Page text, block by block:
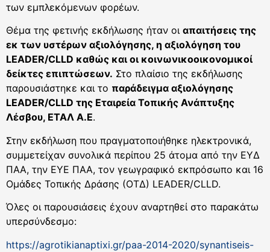
των εμπλεκόμενων φορέων.
Θέμα της φετινής εκδήλωσης ήταν οι απαιτήσεις της
εκ των υστέρων αξιολόγησης, η αξιολόγηση του
LEADER/CLLD καθώς και οι κοινωνικοοικονομικοί
δείκτες επιπτώσεων. Στο πλαίσιο της εκδήλωσης
παρουσιάστηκε και το παράδειγμα αξιολόγησης
LEADER/CLLD της Εταιρεία Τοπικής Ανάπτυξης
Λέσβου, ΕΤΑΛ Α.Ε.
Στην εκδήλωση που πραγματοποιήθηκε ηλεκτρονικά,
συμμετείχαν συνολικά περίπου 25 άτομα από την ΕΥΔ
ΠΑΑ, την ΕΥΕ ΠΑΑ, τον γεωγραφικό εκπρόσωπο και 16
Ομάδες Τοπικής Δράσης (ΟΤΔ) LEADER/CLLD.
Όλες οι παρουσιάσεις έχουν αναρτηθεί στο παρακάτω
υπερσύνδεσμο:
https://agrotikianaptixi.gr/paa-2014-2020/synantiseis-